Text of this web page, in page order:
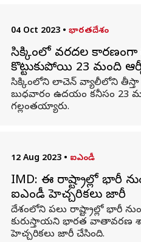
04 Oct 2023 • భారతదేశం
సిక్కింలో వరదల కారణంగా
కొట్టుకుపోయి 23 మంది
సిక్కింలోని లాచెన్ వ్యాలీలోని
బుధవారం ఉదయం కనీసం 23
గల్లంతయ్యారు.
12 Aug 2023 • ఐఎండీ
IMD: ఈ రాష్ట్రాల్లో భారీ
ఐఎండీ హెచ్చరికలు జారీ
దేశంలోని పలు రాష్ట్రాల్లో భారీ
కురుస్తాయని భారత వాతావరణ
హెచ్చరికలు జారీ చేసింది.